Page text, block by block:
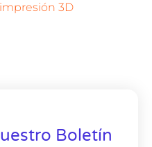
3D
Boletín